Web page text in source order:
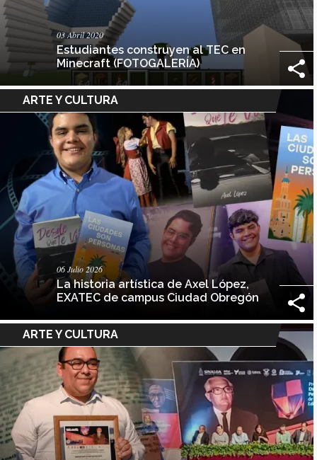
03 Abril 2020
Estudiantes construyen al TEC en
Minecraft (FOTOGALERÍA)
ARTE Y CULTURA
06 Julio 2026
La historia artística de Axel López,
EXATEC de campus Ciudad Obregón
ARTE Y CULTURA